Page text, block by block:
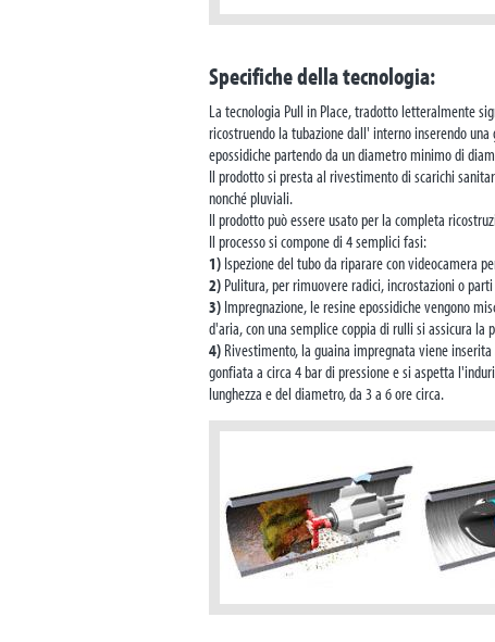
Specifiche della tecnologia:
La tecnologia Pull in Place, tradotto letteralmente
ricostruendo la tubazione dall' interno inserendo
epossidiche partendo da un diametro minimo di
Il prodotto si presta al rivestimento di scarichi
nonché pluviali.
Il prodotto può essere usato per la completa
Il processo si compone di 4 semplici fasi:
1) Ispezione del tubo da riparare con videocamera
2) Pulitura, per rimuovere radici, incrostazioni o
3) Impregnazione, le resine epossidiche vengono
d'aria, con una semplice coppia di rulli si assicura
4) Rivestimento, la guaina impregnata viene
gonfiata a circa 4 bar di pressione e si aspetta
lunghezza e del diametro, da 3 a 6 ore circa.